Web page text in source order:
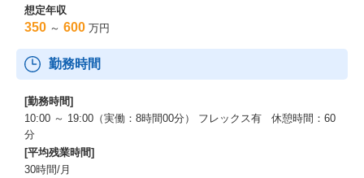
想定年収
350 ～ 600 万円
勤務時間
[勤務時間]
10:00 ～ 19:00（実働：8時間00分） フレックス有 休憩時間：60
分
[平均残業時間]
30時間/月